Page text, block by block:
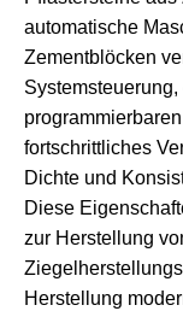
automatische
Zementblöcken
fortschrittliches
Dichte und
Diese
zur Herstellung
Herstellung